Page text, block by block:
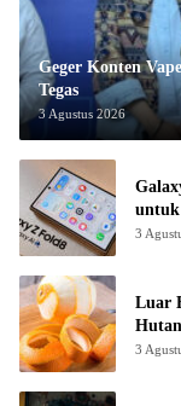
Geger Konten
Tegas
3 Agustus 2026
untuk
3
Luar
Hutan
3